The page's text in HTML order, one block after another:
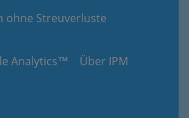
ohne Streuverluste
Analytics™ Über IPM